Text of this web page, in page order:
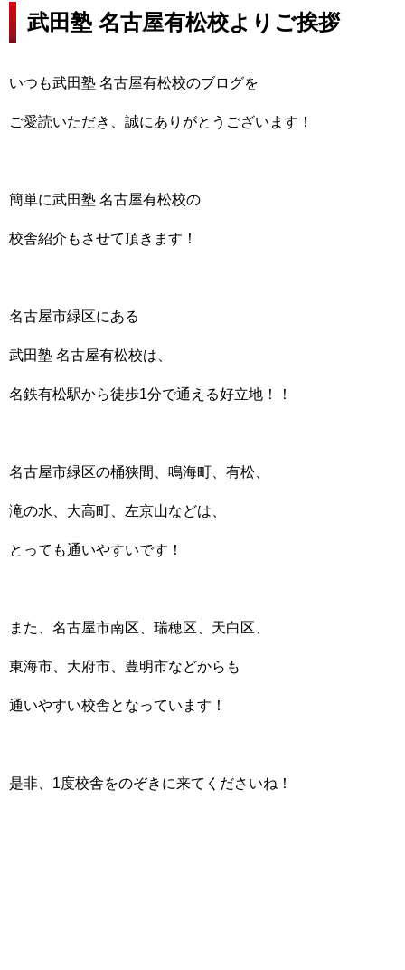
武田塾 名古屋有松校よりご挨拶
いつも武田塾 名古屋有松校のブログを
ご愛読いただき、 誠にありがとうございます！
簡単に武田塾 名古屋有松校の
校舎紹介もさせて頂きます！
名古屋市緑区にある
武田塾 名古屋有松校は、
名鉄有松駅から徒歩1分で通える好立地！！
名古屋市緑区の桶狭間、鳴海町、有松、
滝の水、大高町、左京山などは、
とっても通いやすいです！
また、名古屋市南区、瑞穂区、天白区、
東海市、大府市、豊明市などからも
通いやすい校舎となっています！
是非、1度校舎をのぞきに来てくださいね！